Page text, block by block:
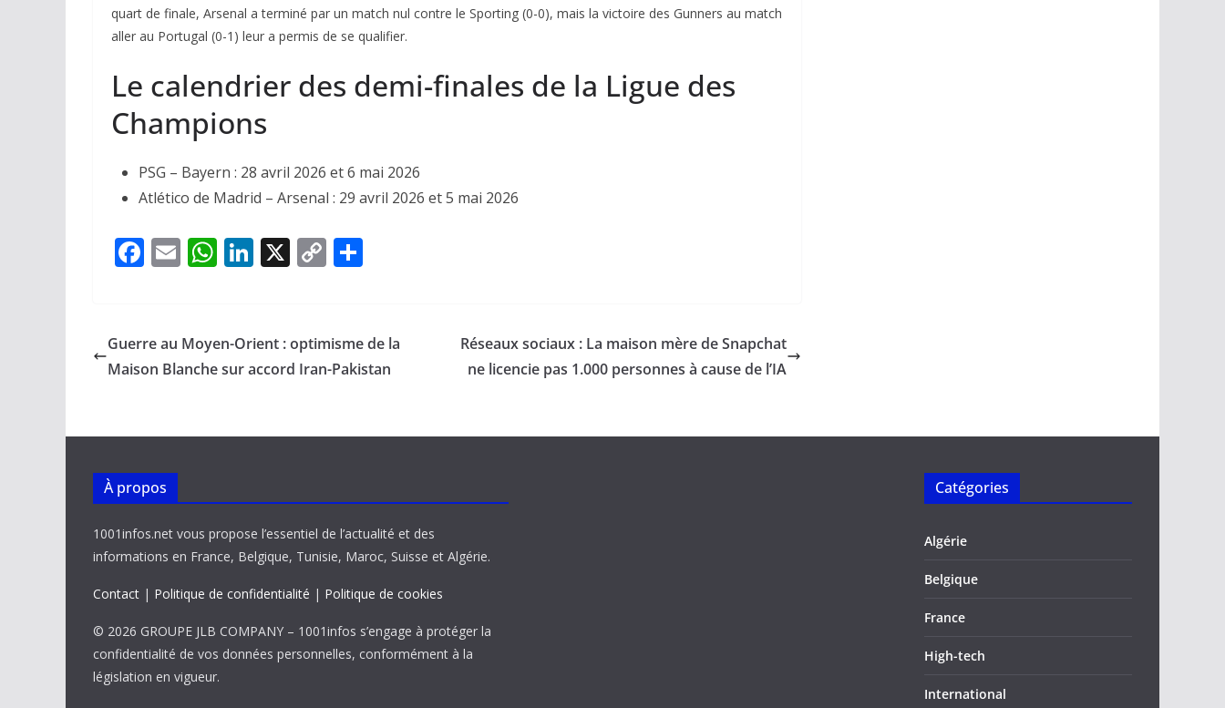
quart de finale, Arsenal a terminé par un match nul contre le Sporting (0-0), mais la victoire des Gunners au match
aller au Portugal (0-1) leur a permis de se qualifier.
Le calendrier des demi-finales de la Ligue des
Champions
PSG – Bayern : 28 avril 2026 et 6 mai 2026
Atlético de Madrid – Arsenal : 29 avril 2026 et 5 mai 2026
F
b
o
k
E
l
W
s
A
p
Li
e
dI
X C
y
Li
k
g
er
Guerre au Moyen-Orient : optimisme de la
Maison Blanche sur accord Iran-Pakistan
Réseaux sociaux : La maison mère de Snapchat
ne licencie pas 1.000 personnes à cause de l’IA
À propos
1001infos.net vous propose l’essentiel de l’actualité et des
informations en France, Belgique, Tunisie, Maroc, Suisse et Algérie.
Contact | Politique de confidentialité | Politique de cookies
© 2026 GROUPE JLB COMPANY – 1001infos s’engage à protéger la
confidentialité de vos données personnelles, conformément à la
législation en vigueur.
Catégories
Algérie
Belgique
France
High-tech
International